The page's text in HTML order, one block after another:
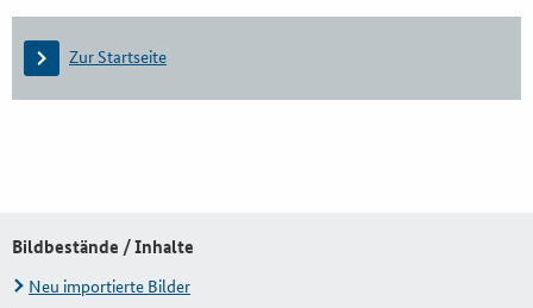
Zur Startseite
Bildbestände / Inhalte
Neu importierte Bilder